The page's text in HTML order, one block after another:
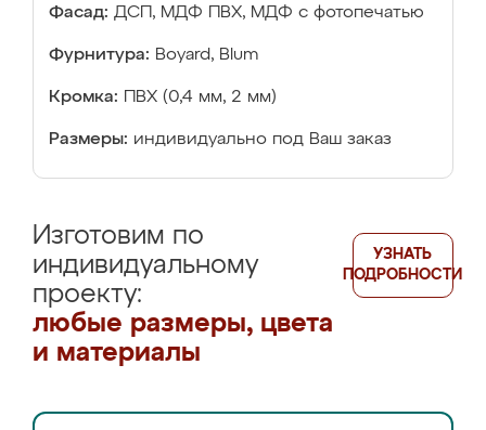
Фасад: ДСП, МДФ ПВХ, МДФ с фотопечатью
Фурнитура: Boyard, Blum
Кромка: ПВХ (0,4 мм, 2 мм)
Размеры: индивидуально под Ваш заказ
Изготовим по
индивидуальному
проекту:
любые размеры, цвета
и материалы
УЗНАТЬ
ПОДРОБНОСТИ